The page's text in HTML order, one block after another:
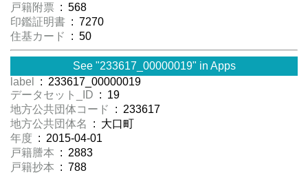
戸籍附票 : 568
印鑑証明書 : 7270
住基カード
: 50
See "233617_00000019" in Apps
label
: 233617_00000019
データセット_ID : 19
地方公共団体コード
: 233617
地方公共団体名
: 大口町
年度 : 2015-04-01
戸籍謄本 : 2883
戸籍抄本 : 788